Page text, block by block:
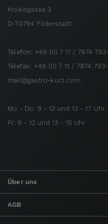
Krokisgasse 3
D-70794 Filderstadt
Telefon: +49 (0) 7 11 / 7874
Telefax: +49 (0) 7 11 / 7874 793-
mail@gastro-kurz.com
Mo - Do: 9 - 12 und 13 - 17 Uhr
Fr: 9 - 12 und 13 - 15 Uhr
Über uns
AGB